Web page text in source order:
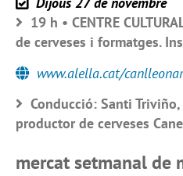
19 h • CENTRE
de cerveses i formatges.
www.alella.cat/
Conducció: Santi
productor de cerveses
mercat setmanal de